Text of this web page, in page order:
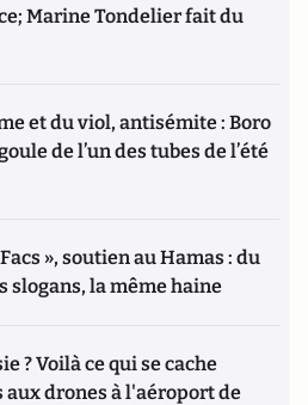
Marine Tondelier fait du
et du viol, antisémite : Boro
de l’un des tubes de l’été
», soutien au Hamas : du
slogans, la même haine
? Voilà ce qui se cache
drones à l'aéroport de